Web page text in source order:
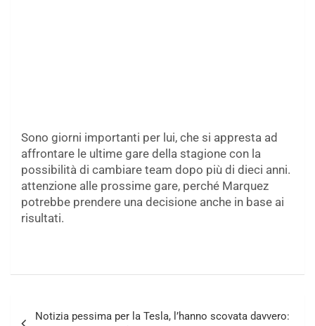
Sono giorni importanti per lui, che si appresta ad
affrontare le ultime gare della stagione con la
possibilità di cambiare team dopo più di dieci anni.
attenzione alle prossime gare, perché Marquez
potrebbe prendere una decisione anche in base ai
risultati.
Notizia pessima per la Tesla, l’hanno scovata davvero: